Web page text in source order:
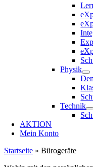
Physik
Technik
AKTION
Mein Konto
Startseite » Bürogeräte